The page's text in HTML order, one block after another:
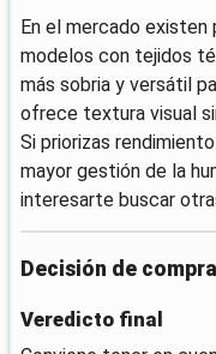
En el mercado existen
modelos con tejidos
más sobria y versátil
ofrece textura visual
Si priorizas
mayor gestión de la
interesarte buscar
Decisión de compra
Veredicto final